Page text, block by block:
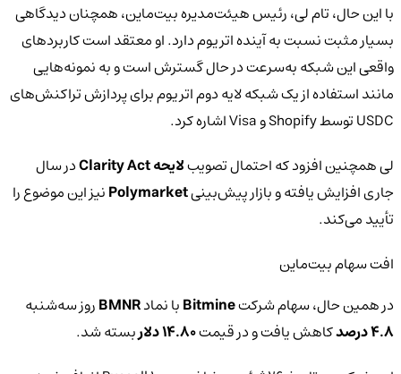
با این حال، تام لی، رئیس هیئت‌مدیره بیت‌ماین، همچنان دیدگاهی
بسیار مثبت نسبت به آینده اتریوم دارد. او معتقد است کاربردهای
واقعی این شبکه به‌سرعت در حال گسترش است و به نمونه‌هایی
مانند استفاده از یک شبکه لایه دوم اتریوم برای پردازش تراکنش‌های
USDC توسط Shopify و Visa اشاره کرد.
لی همچنین افزود که احتمال تصویبلایحه Clarity Act
در سال
جاری افزایش یافته و بازار پیش‌بینیPolymarketنیز این موضوع را
تأیید می‌کند.
افت سهام بیت‌ماین
در همین حال، سهام شرکتBitmineبا نمادBMNRروز سه‌شنبه
۴.۸ درصد
کاهش یافت و در قیمت۱۴.۸۰ دلار
بسته شد.